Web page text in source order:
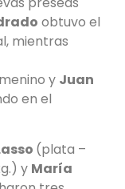
obtuvo el
mientras
y Juan
en el
(plata –
y María